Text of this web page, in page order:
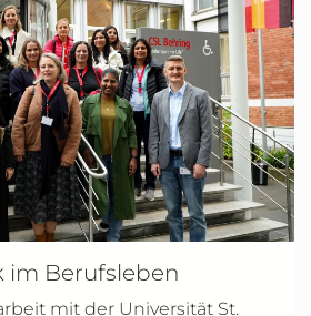
im Berufsleben
mit der Universität St.